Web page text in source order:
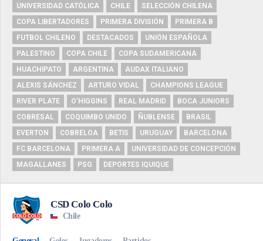
UNIVERSIDAD CATÓLICA
CHILE
SELECCIÓN CHILENA
COPA LIBERTADORES
PRIMERA DIVISIÓN
PRIMERA B
FUTBOL CHILENO
DESTACADOS
UNIÓN ESPAÑOLA
PALESTINO
COPA CHILE
COPA SUDAMERICANA
HUACHIPATO
ARGENTINA
AUDAX ITALIANO
ALEXIS SÁNCHEZ
ARTURO VIDAL
CHAMPIONS LEAGUE
RIVER PLATE
O'HIGGINS REAL MADRID
BOCA JUNIORS
COBRESAL
COQUIMBO UNIDO ÑUBLENSE
BRASIL
EVERTON
COBRELOA BETIS URUGUAY
BARCELONA
FC BARCELONA
PRIMERA A
UNIVERSIDAD DE CONCEPCIÓN
MAGALLANES
PSG DEPORTES IQUIQUE